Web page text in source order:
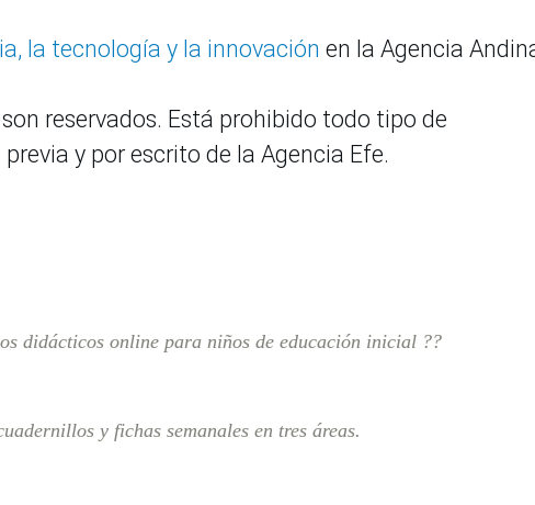
la tecnología y la innovación en la Agencia
reservados. Está prohibido todo tipo de
y por escrito de la Agencia Efe.
didácticos online para niños de educación inicial ??
y fichas semanales en tres áreas.